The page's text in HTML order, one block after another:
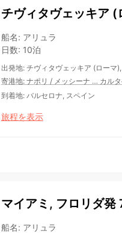
チヴィタヴェッキア
船名: アリュラ
日数: 10泊
出発地: チヴィタヴェッキア (ローマ
寄港地: ナポリ / メッシーナ … カル
到着地: バルセロナ, スペイン
旅程を表示
マイアミ, フロリダ発
船名: アリュラ